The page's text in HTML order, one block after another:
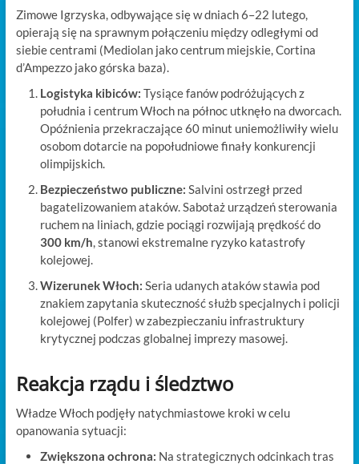
Zimowe Igrzyska, odbywające się w dniach 6–22 lutego,
opierają się na sprawnym połączeniu między odległymi od
siebie centrami (Mediolan jako centrum miejskie, Cortina
d’Ampezzo jako górska baza).
Logistyka kibiców: Tysiące fanów podróżujących z
południa i centrum Włoch na północ utknęło na dworcach.
Opóźnienia przekraczające 60 minut uniemożliwiły wielu
osobom dotarcie na popołudniowe finały konkurencji
olimpijskich.
Bezpieczeństwo publiczne: Salvini ostrzegł przed
bagatelizowaniem ataków. Sabotaż urządzeń sterowania
ruchem na liniach, gdzie pociągi rozwijają prędkość do
300 km/h, stanowi ekstremalne ryzyko katastrofy
kolejowej.
Wizerunek Włoch: Seria udanych ataków stawia pod
znakiem zapytania skuteczność służb specjalnych i policji
kolejowej (Polfer) w zabezpieczaniu infrastruktury
krytycznej podczas globalnej imprezy masowej.
Reakcja rządu i śledztwo
Władze Włoch podjęły natychmiastowe kroki w celu
opanowania sytuacji:
Zwiększona ochrona: Na strategicznych odcinkach tras